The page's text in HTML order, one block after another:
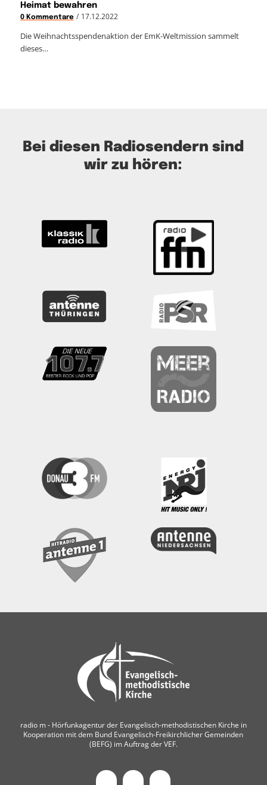
Heimat bewahren
0 Kommentare / 17.12.2022
Die Weihnachtsspendenaktion der EmK-Weltmission sammelt
dieses…
Bei diesen Radiosendern sind
wir zu hören:
radio m ‐ Hörfunkagentur der Evangelisch-methodistischen Kirche in
Kooperation mit dem Bund Evangelisch-Freikirchlicher Gemeinden
(BEFG) im Auftrag der VEF.